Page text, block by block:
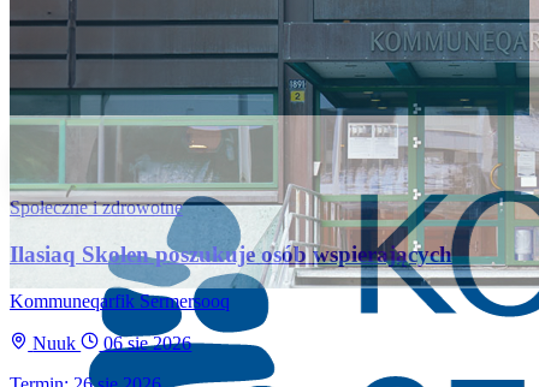
Społeczne i zdrowotne
Ilasiaq Skolen poszukuje osób wspierających
Kommuneqarfik Sermersooq
Nuuk
06 sie 2026